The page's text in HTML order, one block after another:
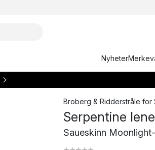
Nyheter
Broberg & Ridderstråle for
Serpentine
Saueskinn